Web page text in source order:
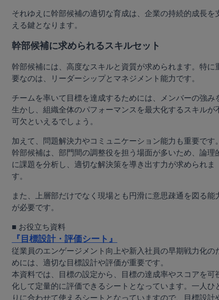
それゆえに幹部候補の適切な育成は、企業の持続的成長を
える鍵となります。
幹部候補に求められるスキルセット
幹部候補には、高度なスキルと資質が求められます。特に
要なのは、リーダーシップとマネジメント能力です。
チームを率いて目標を達成するためには、メンバーの強み
生かし、組織全体のパフォーマンスを最大化するスキルが
可欠といえるでしょう。
加えて、問題解決力やコミュニケーション能力も重要です
幹部候補は、部門間の調整役を担う場面が多いため、論理
に課題を分析し、適切な解決策を導き出す力が求められま
す。
また、上層部だけでなく現場とも円滑に意思疎通を図る能
が必要です。
『目標設計・評価シート』
従業員のエンゲージメント向上や新入社員の早期戦力化の
めには、適切な目標設計や評価が重要です。
本資料では、目標の設定から、目標の達成率やスコアを可
化して定量的に評価できるシートとなっています。一人ひ
りに合わせて使えるシートとなっていますので、目標設計